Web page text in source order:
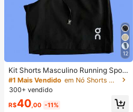
12
Kit Shorts Masculino Running Sport
Fit Academia Treino
#1 Mais Vendido
em Nó Shorts masculinos
300+ vendido
R$40 ,00 -11%